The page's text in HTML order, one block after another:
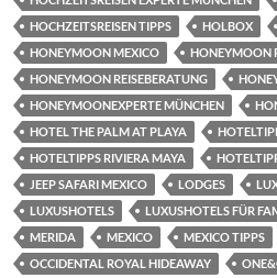
HOCHZEITSREISEN TIPPS
HOLBOX
HONEYMOON MEXICO
HONEYMOON
HONEYMOON REISEBERATUNG
HONEYMOONEXPERTE MÜNCHEN
HOTEL THE PALM AT PLAYA
HOTELTIPPS RIVIERA MAYA
JEEP SAFARI MEXICO
LODGES
LUXUSHOTELS
LUXUSHOTELS FÜR
MERIDA
MEXICO MEXICO TIPPS
OCCIDENTAL ROYAL HIDEAWAY